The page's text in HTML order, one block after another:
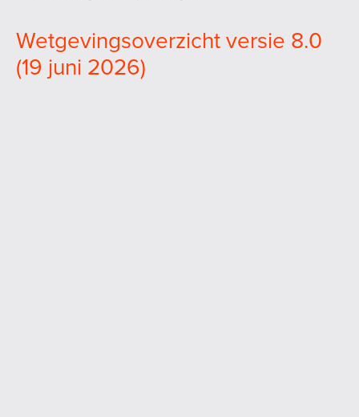
Wetgevingsoverzicht versie 8.0
(19 juni 2026)